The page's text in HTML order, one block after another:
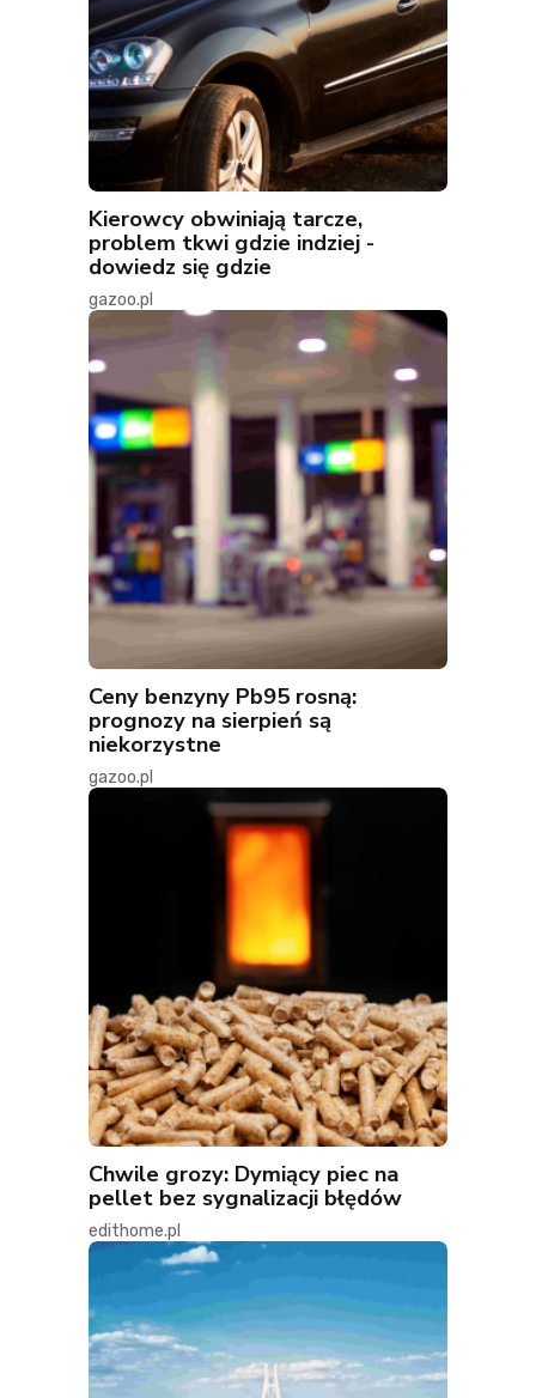
Kierowcy obwiniają tarcze,
problem tkwi gdzie indziej -
dowiedz się gdzie
gazoo.pl
Ceny benzyny Pb95 rosną:
prognozy na sierpień są
niekorzystne
gazoo.pl
Chwile grozy: Dymiący piec na
pellet bez sygnalizacji błędów
edithome.pl